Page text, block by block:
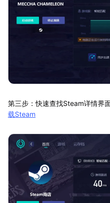
第三步：快速查找Steam详情界
载Steam